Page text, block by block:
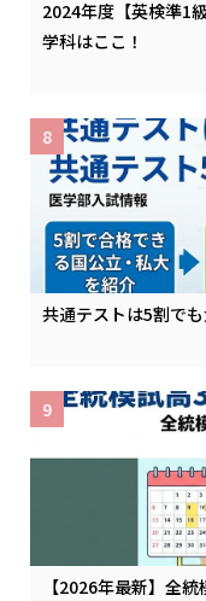
2024年度【英検準1
学科はここ！
共通テストは5割で
8
【2026年最新】全
9